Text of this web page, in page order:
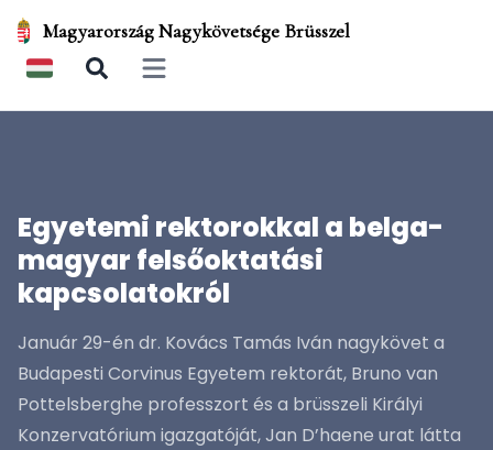
Magyarország Nagykövetsége Brüsszel
Open main menu
Egyetemi rektorokkal a belga-
magyar felsőoktatási
kapcsolatokról
Január 29-én dr. Kovács Tamás Iván nagykövet a
Budapesti Corvinus Egyetem rektorát, Bruno van
Pottelsberghe professzort és a brüsszeli Királyi
Konzervatórium igazgatóját, Jan D’haene urat látta